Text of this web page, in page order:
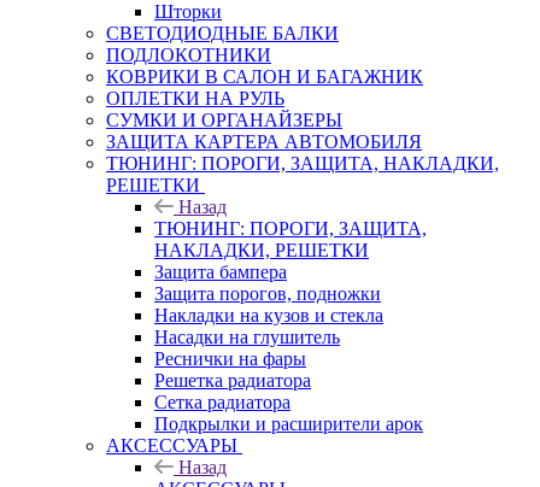
Шторки
СВЕТОДИОДНЫЕ БАЛКИ
ПОДЛОКОТНИКИ
КОВРИКИ В САЛОН И БАГАЖНИК
ОПЛЕТКИ НА РУЛЬ
СУМКИ И ОРГАНАЙЗЕРЫ
ЗАЩИТА КАРТЕРА АВТОМОБИЛЯ
ТЮНИНГ: ПОРОГИ, ЗАЩИТА, НАКЛАДКИ,
РЕШЕТКИ
Назад
ТЮНИНГ: ПОРОГИ, ЗАЩИТА,
НАКЛАДКИ, РЕШЕТКИ
Защита бампера
Защита порогов, подножки
Накладки на кузов и стекла
Насадки на глушитель
Реснички на фары
Решетка радиатора
Сетка радиатора
Подкрылки и расширители арок
АКСЕССУАРЫ
Назад